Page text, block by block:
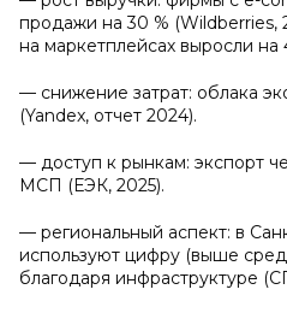
продажи на 30 % (Wildberries,
на маркетплейсах выросли на
— снижение затрат: облака
(Yandex, отчет 2024).
— доступ к рынкам: экспорт
МСП (ЕЭК, 2025).
— региональный аспект: в
используют цифру (выше
благодаря инфраструктуре